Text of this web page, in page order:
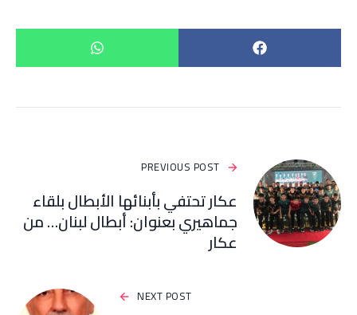
PREVIOUS POST
عكار تحتفي بأبنائها الأبطال بلقاء
جماهيري بعنوان: أبطال لبنان… من
عكار
NEXT POST